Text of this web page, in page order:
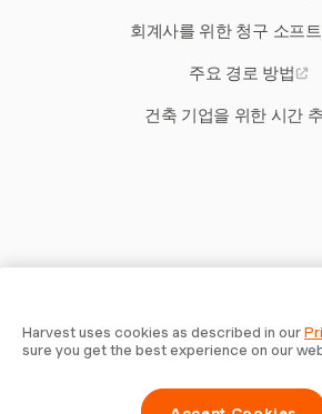
회계사를 위한 청구 소프
주요 경로 방법
건축 기업을 위한 시간
당신의 시간은 기록
습니다 — 지금 시
Harvest로 시간을 추적하고, 고객에게
Harvest uses cookies as described in our
sure you get the best experience on our